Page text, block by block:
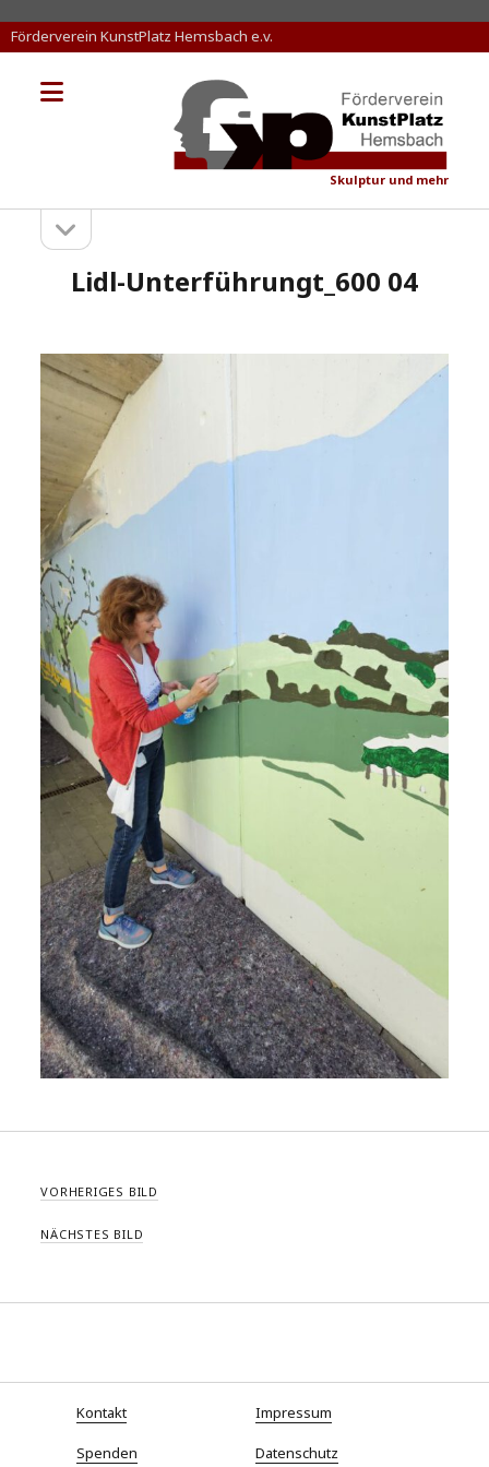
Förderverein KunstPlatz Hemsbach e.v.
Skulptur und mehr
Menü
Sidebaröffnen
Lidl-Unterführungt_600 04
VORHERIGES BILD
NÄCHSTES BILD
Kontakt Impressum
Spenden Datenschutz